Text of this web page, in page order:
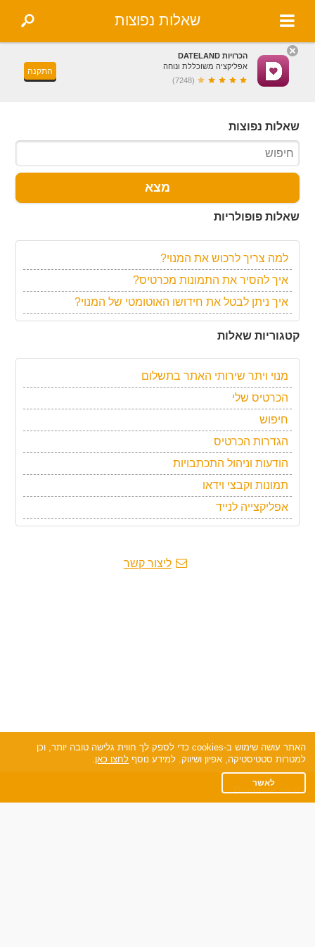
שאלות נפוצות
הכרויות DATELAND
אפליקציה משוכללת ונוחה
(7248)
התקנה
שאלות נפוצות
מצא
שאלות פופולריות
למה צריך לרכוש את המנוי?
איך להסיר את התמונות מכרטיס?
איך ניתן לבטל את חידושו האוטומטי של המנוי?
קטגוריות שאלות
מנוי ויתר שירותי האתר בתשלום
הכרטיס שלי
חיפוש
הגדרות הכרטיס
הודעות וניהול התכתבויות
תמונות וקבצי וידאו
אפליקצייה לנייד
ליצור קשר
Dosidate.co.il
האתר עושה שימוש ב-cookies כדי לספק לך חווית גלישה טובה יותר, וכן
למטרות סטטיסטיקה, אפיון ושיווק. למידע נוסף לחצו כאן.
לאשר